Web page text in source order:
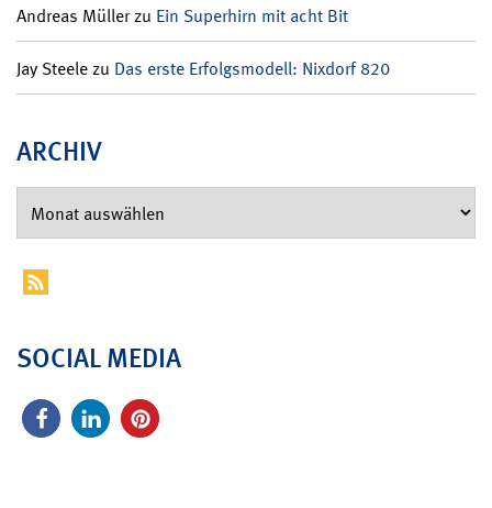
Andreas Müllerzu Ein Superhirn mit acht Bit
Jay Steelezu Das erste Erfolgsmodell: Nixdorf 820
ARCHIV
SOCIAL MEDIA